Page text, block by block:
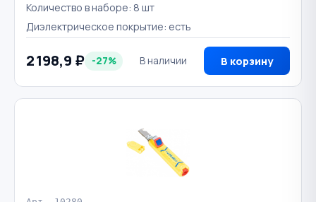
Количество в наборе: 8 шт
Диэлектрическое покрытие: есть
2 198,9 ₽ -27% В наличии В корзину